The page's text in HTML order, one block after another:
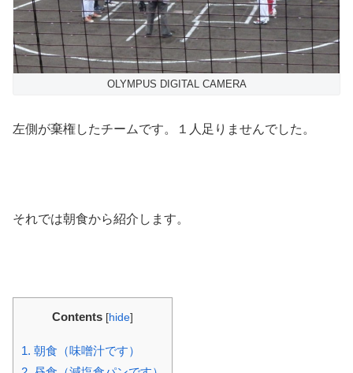
OLYMPUS DIGITAL CAMERA
左側が棄権したチームです。１人足りませんでした。
それでは朝食から紹介します。
Contents [hide]
1. 朝食（味噌汁です）